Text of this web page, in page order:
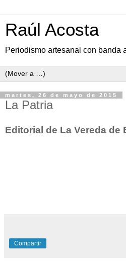
Raúl Acosta
Periodismo artesanal con banda
martes, 26 de mayo de 2015
La Patria
Editorial de La Vereda de
Compartir